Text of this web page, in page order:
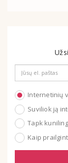
Internetinių
Suviliok ją
Tapk
Kaip